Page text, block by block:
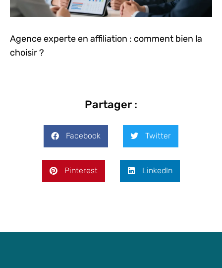
Agence experte en affiliation : comment bien la
choisir ?
Partager :
Facebook Twitter
Pinterest LinkedIn